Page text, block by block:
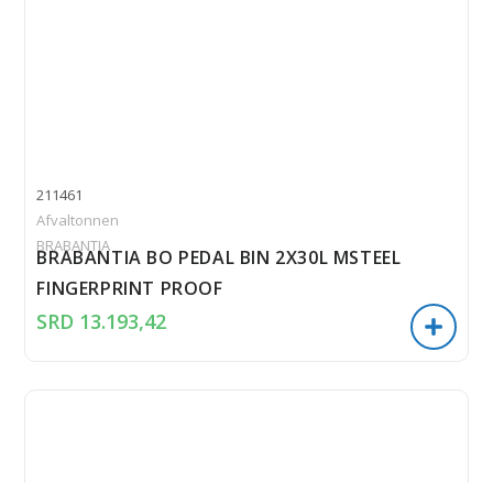
211461
Afvaltonnen
BRABANTIA
BRABANTIA BO PEDAL BIN 2X30L MSTEEL
FINGERPRINT PROOF
SRD 13.193,42